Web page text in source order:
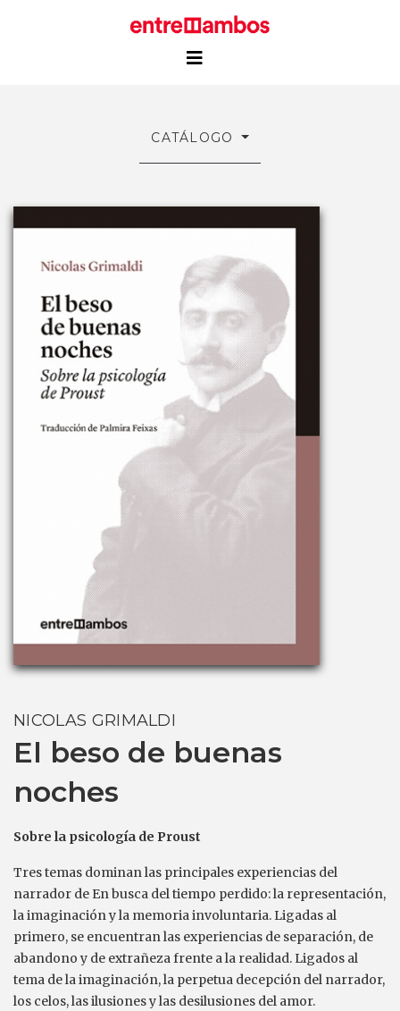
CATÁLOGO
NICOLAS GRIMALDI
El beso de buenas
noches
Sobre la psicología de Proust
Tres temas dominan las principales experiencias del
narrador de En busca del tiempo perdido: la representación,
la imaginación y la memoria involuntaria. Ligadas al
primero, se encuentran las experiencias de separación, de
abandono y de extrañeza frente a la realidad. Ligados al
tema de la imaginación, la perpetua decepción del narrador,
los celos, las ilusiones y las desilusiones del amor.